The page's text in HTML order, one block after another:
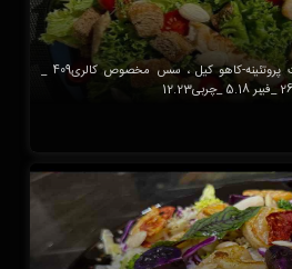
150 گرم فیله مرغ -80 گرم تست پروتئینه-کاهو کیل ، سس مخصوص کالری409 _